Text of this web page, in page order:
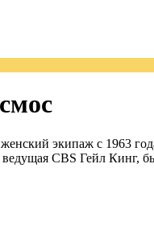
экипаж с 1963
CBS Гейл